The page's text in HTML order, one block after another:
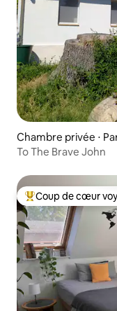
Chambre privée ⋅
To The Brave John
Coups de cœur
Coup de cœur